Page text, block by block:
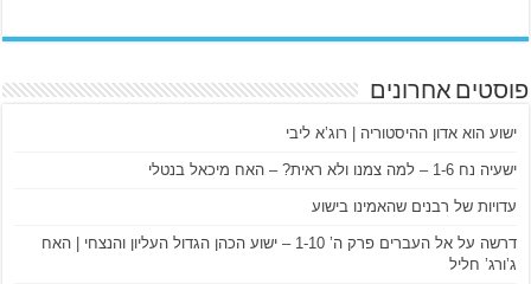
פוסטים אחרונים
ישוע הוא אדון ההיסטוריה | רוג’א ליבי
ישעיה נח 1-6 – למה צמנו ולא ראית? – האח מיכאל בנטלי
עדויות של רבנים שהאמינו בישוע
דרשה על אל העברים פרק ה’ 1-10 – ישוע הכהן הגדול העליון והנצחי | האח
ג’ורג’ חליל